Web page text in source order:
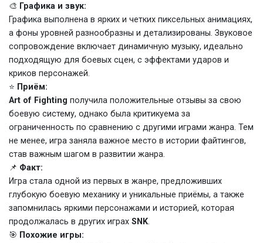
🎨 Графика и звук:
Графика выполнена в ярких и четких пиксельных анимациях,
а фоны уровней разнообразны и детализированы. Звуковое
сопровождение включает динамичную музыку, идеально
подходящую для боевых сцен, с эффектами ударов и
криков персонажей.
⭐ Приём:
Art of Fighting получила положительные отзывы за свою
боевую систему, однако была критикуема за
ограниченность по сравнению с другими играми жанра. Тем
не менее, игра заняла важное место в истории файтингов,
став важным шагом в развитии жанра.
📌 Факт:
Игра стала одной из первых в жанре, предложивших
глубокую боевую механику и уникальные приёмы, а также
запомнилась яркими персонажами и историей, которая
продолжалась в других играх SNK.
🎯 Похожие игры: